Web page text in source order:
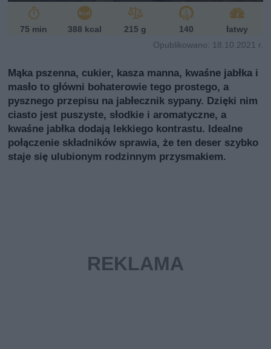
75 min 388 kcal 215 g 140
łatwy
Opublikowano: 18.10.2021 r.
Mąka pszenna, cukier, kasza manna, kwaśne jabłka i
masło to główni bohaterowie tego prostego, a
pysznego przepisu na jabłecznik sypany. Dzięki nim
ciasto jest puszyste, słodkie i aromatyczne, a
kwaśne jabłka dodają lekkiego kontrastu. Idealne
połączenie składników sprawia, że ten deser szybko
staje się ulubionym rodzinnym przysmakiem.